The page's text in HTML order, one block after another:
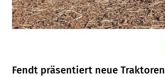
Fendt präsentiert neue Traktoren